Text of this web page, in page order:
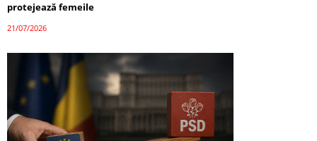
protejează femeile
21/07/2026